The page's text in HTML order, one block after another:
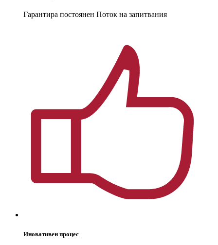
Гарантира постоянен Поток на запитвания
Иновативен процес